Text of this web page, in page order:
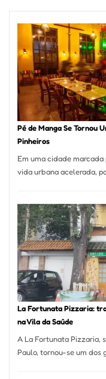
Pé de Manga Se Tornou
Pinheiros
Em uma cidade
vida urbana acelerada,
La Fortunata Pizzaria:
na Vila da Saúde
A La Fortunata Pizzaria,
Paulo, tornou-se um dos